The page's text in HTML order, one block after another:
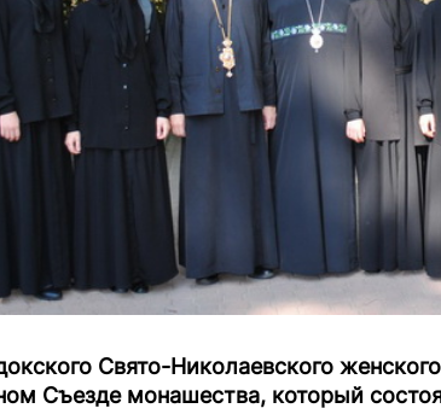
Свято-Николаевского
Съезде монашества, который